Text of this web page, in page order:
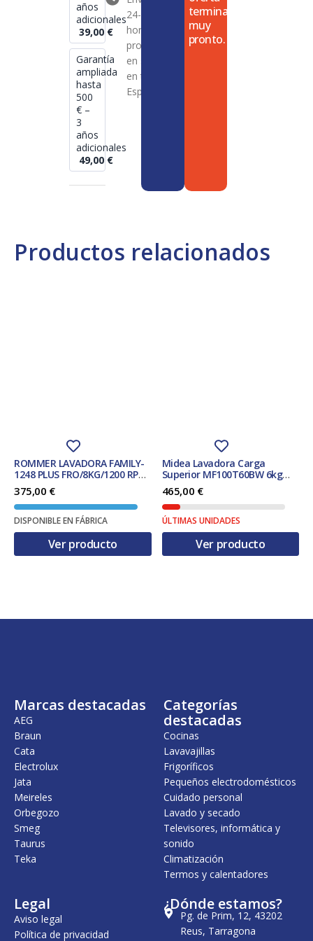
Productos relacionados
ROMMER LAVADORA FAMILY-
1248 PLUS FRO/8KG/1200 RPM
CLASE D
375,00 €
DISPONIBLE EN FÁBRICA
Ver producto
Midea Lavadora Carga
Superior MF100T60BW 6kg
1200 Rpm Clase A
465,00 €
ÚLTIMAS UNIDADES
Ver producto
años
adicionales
39,00 €
Garantía
ampliada
hasta
500
€ –
3
años
adicionales
49,00 €
24-72
horas en
productos
en stock
en toda
España
termina
muy
pronto.
Marcas destacadas
AEG
Braun
Cata
Electrolux
Jata
Meireles
Orbegozo
Smeg
Taurus
Teka
Categorías
destacadas
Cocinas
Lavavajillas
Frigoríficos
Pequeños electrodomésticos
Cuidado personal
Lavado y secado
Televisores, informática y
sonido
Climatización
Termos y calentadores
Legal
Aviso legal
Política de privacidad
¿Dónde estamos?
Pg. de Prim, 12, 43202
Reus, Tarragona